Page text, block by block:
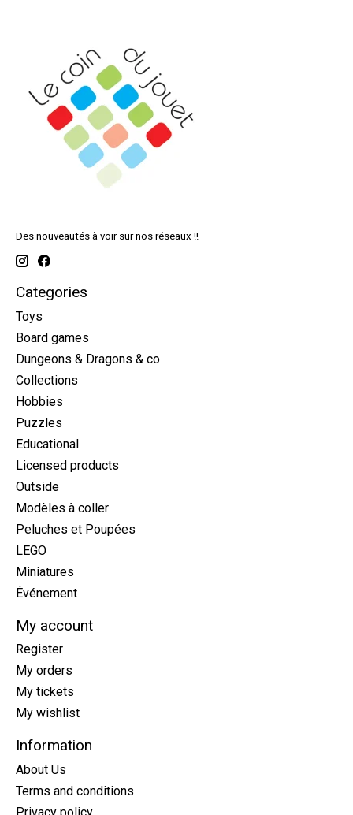
Des nouveautés à voir sur nos réseaux !!
Categories
Toys
Board games
Dungeons & Dragons & co
Collections
Hobbies
Puzzles
Educational
Licensed products
Outside
Modèles à coller
Peluches et Poupées
LEGO
Miniatures
Événement
My account
Register
My orders
My tickets
My wishlist
Information
About Us
Terms and conditions